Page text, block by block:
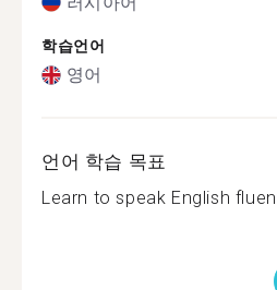
학습언어
영어
언어 학습 목표
Learn to speak English